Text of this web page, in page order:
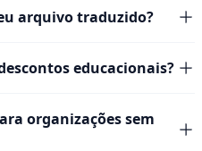
arquivo traduzido?
educacionais?
organizações sem